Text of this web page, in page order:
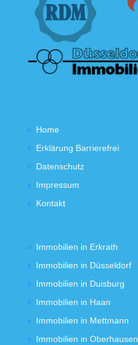
Home
Erklärung Barrierefrei
Datenschutz
Impressum
Kontakt
Immobilien in Erkrath
Immobilien in Düsseldorf
Immobilien in Duisburg
Immobilien in Haan
Immobilien in Mettmann
Immobilien in Oberhausen